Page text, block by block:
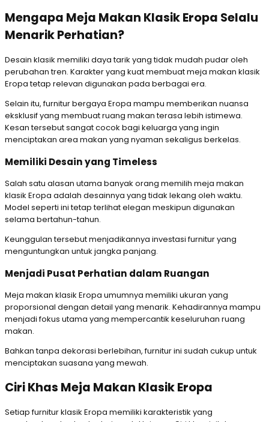
Mengapa Meja Makan Klasik Eropa Selalu
Menarik Perhatian?
Desain klasik memiliki daya tarik yang tidak mudah pudar oleh
perubahan tren. Karakter yang kuat membuat meja makan klasik
Eropa tetap relevan digunakan pada berbagai era.
Selain itu, furnitur bergaya Eropa mampu memberikan nuansa
eksklusif yang membuat ruang makan terasa lebih istimewa.
Kesan tersebut sangat cocok bagi keluarga yang ingin
menciptakan area makan yang nyaman sekaligus berkelas.
Memiliki Desain yang Timeless
Salah satu alasan utama banyak orang memilih meja makan
klasik Eropa adalah desainnya yang tidak lekang oleh waktu.
Model seperti ini tetap terlihat elegan meskipun digunakan
selama bertahun-tahun.
Keunggulan tersebut menjadikannya investasi furnitur yang
menguntungkan untuk jangka panjang.
Menjadi Pusat Perhatian dalam Ruangan
Meja makan klasik Eropa umumnya memiliki ukuran yang
proporsional dengan detail yang menarik. Kehadirannya mampu
menjadi fokus utama yang mempercantik keseluruhan ruang
makan.
Bahkan tanpa dekorasi berlebihan, furnitur ini sudah cukup untuk
menciptakan suasana yang mewah.
Ciri Khas Meja Makan Klasik Eropa
Setiap furnitur klasik Eropa memiliki karakteristik yang